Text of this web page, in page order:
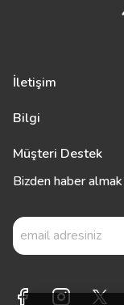
İletişim
Bilgi
Müşteri Destek
Bizden haber almak